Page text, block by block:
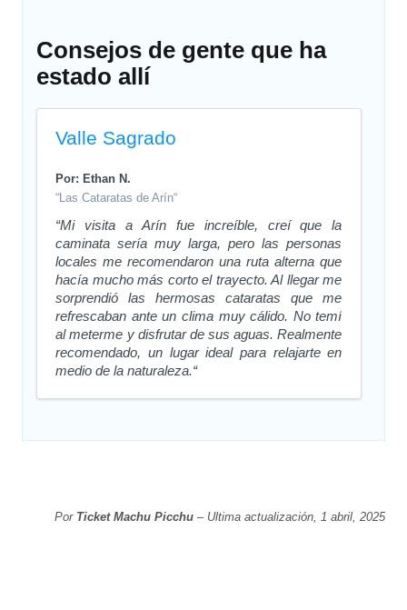
Consejos de gente que ha
estado allí
Valle Sagrado
Por: Ethan N.
“Las Cataratas de Arín“
“Mi visita a Arín fue increíble, creí que la
caminata sería muy larga, pero las personas
locales me recomendaron una ruta alterna que
hacía mucho más corto el trayecto. Al llegar me
sorprendió las hermosas cataratas que me
refrescaban ante un clima muy cálido. No temí
al meterme y disfrutar de sus aguas. Realmente
recomendado, un lugar ideal para relajarte en
medio de la naturaleza.“
Por Ticket Machu Picchu– Ultima actualización, 1 abril, 2025